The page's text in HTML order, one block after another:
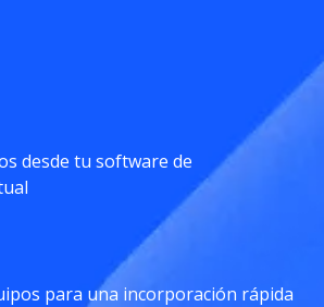
desde tu software de
para una incorporación rápida